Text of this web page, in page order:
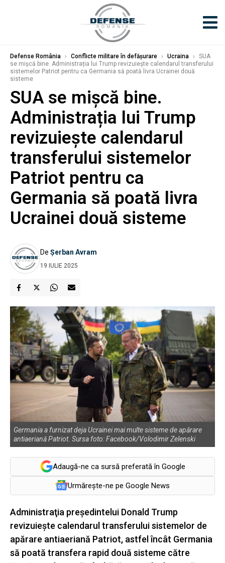
Defense România › Conflicte militare în defășurare › Ucraina ›
SUA
se mișcă bine. Administrația lui Trump revizuiește calendarul transferului
sistemelor Patriot pentru ca Germania să poată livra Ucrainei două
sisteme
SUA se mișcă bine.
Administrația lui Trump
revizuiește calendarul
transferului sistemelor
Patriot pentru ca
Germania să poată livra
Ucrainei două sisteme
De Șerban Avram
19 IULIE 2025
Germania a furnizat deja Ucrainei mai multe sisteme de apărare
antiaeriană Patriot. Sursa foto: Facebook/Volodimir Zelenski
Adaugă-ne ca sursă preferată în Google
Urmărește-ne pe Google News
Administraţia preşedintelui Donald Trump
revizuieşte calendarul transferului sistemelor de
apărare antiaeriană Patriot, astfel încât Germania
să poată transfera rapid două sisteme către